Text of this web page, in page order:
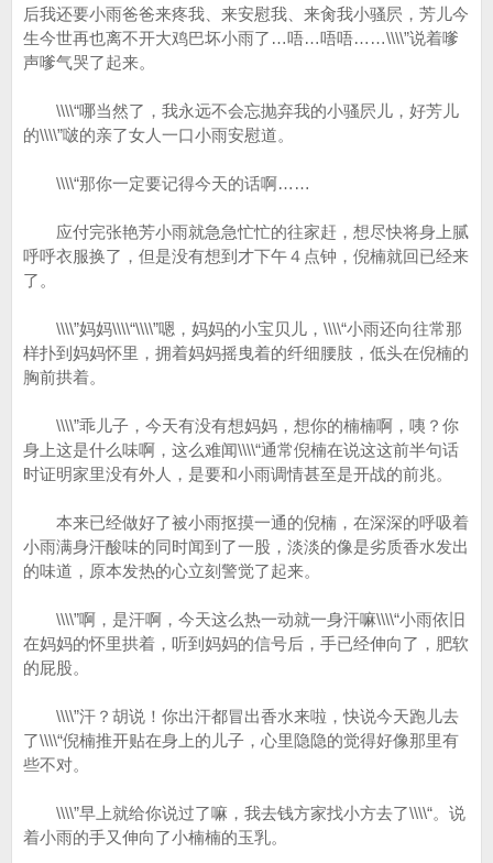
后我还要小雨爸爸来疼我、来安慰我、来肏我小骚屄，芳儿今
生今世再也离不开大鸡巴坏小雨了…唔…唔唔……\\\\”说着嗲
声嗲气哭了起来。
\\\\“哪当然了，我永远不会忘抛弃我的小骚屄儿，好芳儿
的\\\\”啵的亲了女人一口小雨安慰道。
\\\\“那你一定要记得今天的话啊……
应付完张艳芳小雨就急急忙忙的往家赶，想尽快将身上腻
呼呼衣服换了，但是没有想到才下午４点钟，倪楠就回已经来
了。
\\\\”妈妈\\\\“\\\\”嗯，妈妈的小宝贝儿，\\\\“小雨还向往常那
样扑到妈妈怀里，拥着妈妈摇曳着的纤细腰肢，低头在倪楠的
胸前拱着。
\\\\”乖儿子，今天有没有想妈妈，想你的楠楠啊，咦？你
身上这是什么味啊，这么难闻\\\\“通常倪楠在说这这前半句话
时证明家里没有外人，是要和小雨调情甚至是开战的前兆。
本来已经做好了被小雨抠摸一通的倪楠，在深深的呼吸着
小雨满身汗酸味的同时闻到了一股，淡淡的像是劣质香水发出
的味道，原本发热的心立刻警觉了起来。
\\\\”啊，是汗啊，今天这么热一动就一身汗嘛\\\\“小雨依旧
在妈妈的怀里拱着，听到妈妈的信号后，手已经伸向了，肥软
的屁股。
\\\\”汗？胡说！你出汗都冒出香水来啦，快说今天跑儿去
了\\\\“倪楠推开贴在身上的儿子，心里隐隐的觉得好像那里有
些不对。
\\\\”早上就给你说过了嘛，我去钱方家找小方去了\\\\“。说
着小雨的手又伸向了小楠楠的玉乳。